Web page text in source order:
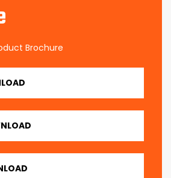
Brochure